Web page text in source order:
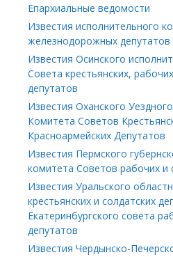
Епархиальные ведомости
Известия исполнительного
железнодорожных депутатов
Известия Осинского
Совета крестьянских,
депутатов
Известия Оханского
Комитета Советов
Красноармейских Депутатов
Известия Пермского
комитета Советов рабочих и
Известия Уральского
крестьянских и солдатских
Екатеринбургского совета
депутатов
Известия Чердынско-